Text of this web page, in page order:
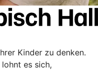
Kinder zu denken.
es sich,